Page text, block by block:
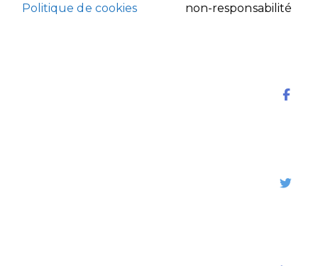
Politique de cookies
non-responsabilité